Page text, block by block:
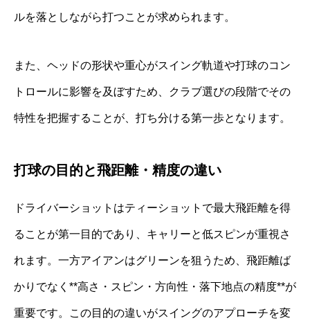
ルを落としながら打つことが求められます。
また、ヘッドの形状や重心がスイング軌道や打球のコン
トロールに影響を及ぼすため、クラブ選びの段階でその
特性を把握することが、打ち分ける第一歩となります。
打球の目的と飛距離・精度の違い
ドライバーショットはティーショットで最大飛距離を得
ることが第一目的であり、キャリーと低スピンが重視さ
れます。一方アイアンはグリーンを狙うため、飛距離ば
かりでなく**高さ・スピン・方向性・落下地点の精度**が
重要です。この目的の違いがスイングのアプローチを変